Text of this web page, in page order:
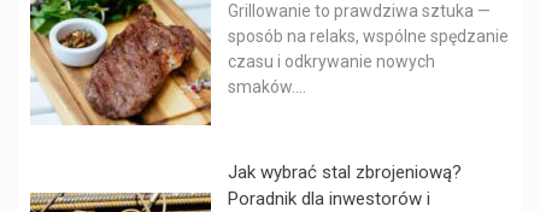
Grillowanie to prawdziwa sztuka —
sposób na relaks, wspólne spędzanie
czasu i odkrywanie nowych
smaków....
Jak wybrać stal zbrojeniową?
Poradnik dla inwestorów i